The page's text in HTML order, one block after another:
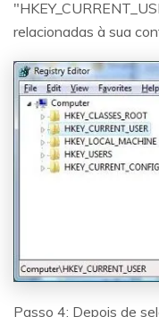
relacionadas à sua
Passo 4: Depois de